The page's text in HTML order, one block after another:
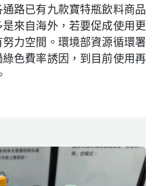
路已有九款寶特瓶飲料商品
來自海外，若要促成使用更
力空間。環境部資源循環署
色費率誘因，到目前使用再